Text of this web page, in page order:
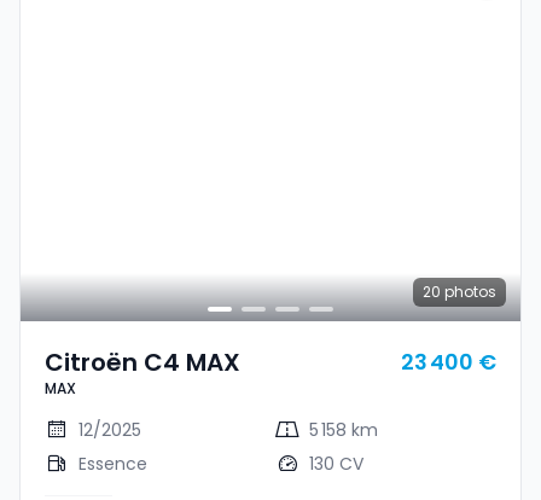
20 photos
Citroën C4 MAX
MAX
23 400 €
12/2025
5 158 km
Essence
130 CV